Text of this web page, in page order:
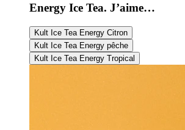
Energy Ice Tea. J’aime…
Kult Ice Tea Energy Citron
Kult Ice Tea Energy pêche
Kult Ice Tea Energy Tropical